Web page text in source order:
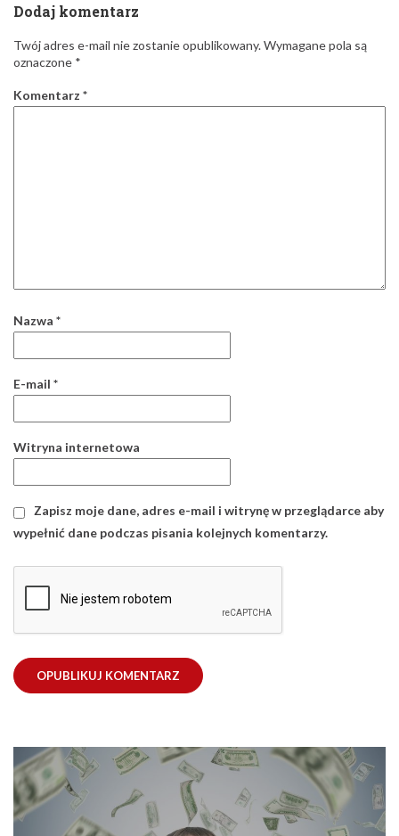
Dodaj komentarz
Twój adres e-mail nie zostanie opublikowany.Wymagane pola są
oznaczone *
Komentarz *
Nazwa *
E-mail *
Witryna internetowa
Zapisz moje dane, adres e-mail i witrynę w przeglądarce aby
wypełnić dane podczas pisania kolejnych komentarzy.